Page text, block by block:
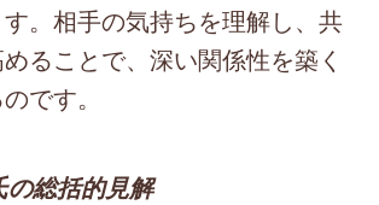
。相手の気持ちを理解し、共
ることで、深い関係性を築く
です。
総括的見解